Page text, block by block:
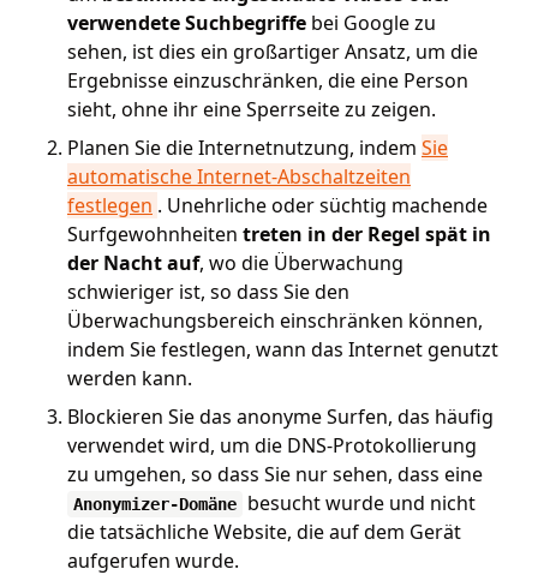
verwendete Suchbegriffe bei Google zu
sehen, ist dies ein großartiger Ansatz, um die
Ergebnisse einzuschränken, die eine Person
sieht, ohne ihr eine Sperrseite zu zeigen.
Planen Sie die Internetnutzung, indem Sie
automatische Internet-Abschaltzeiten
festlegen . Unehrliche oder süchtig machende
Surfgewohnheiten treten in der Regel spät in
der Nacht auf, wo die Überwachung
schwieriger ist, so dass Sie den
Überwachungsbereich einschränken können,
indem Sie festlegen, wann das Internet genutzt
werden kann.
Blockieren Sie das anonyme Surfen, das häufig
verwendet wird, um die DNS-Protokollierung
zu umgehen, so dass Sie nur sehen, dass eine
Anonymizer-Domäne
besucht wurde und nicht
die tatsächliche Website, die auf dem Gerät
aufgerufen wurde.